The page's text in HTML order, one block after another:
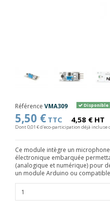
Référence VMA309 Disponible
5,50 € TTC 4,58 € HT
Dont 0,01 € d'eco-participation déjà incluse
Ce module intègre un
électronique embarquée
(analogique et numérique) pour
un module Arduino ou